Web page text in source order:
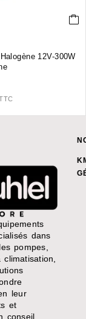
12V-300W
dans
pompes,
leur
et
conseil